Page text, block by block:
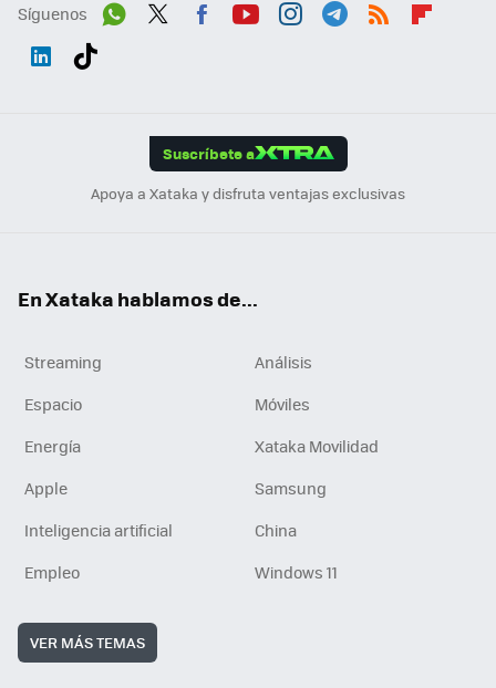
Síguenos
Suscríbete a
Apoya a Xataka y disfruta ventajas exclusivas
En Xataka hablamos de...
Streaming
Análisis
Espacio
Móviles
Energía
Xataka Movilidad
Apple
Samsung
Inteligencia artificial
China
Empleo
Windows 11
VER MÁS TEMAS